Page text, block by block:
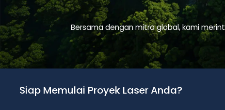
Bersama dengan mitra global, kami
Siap Memulai Proyek Laser Anda?